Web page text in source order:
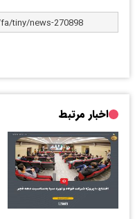
اخبار مرتبط